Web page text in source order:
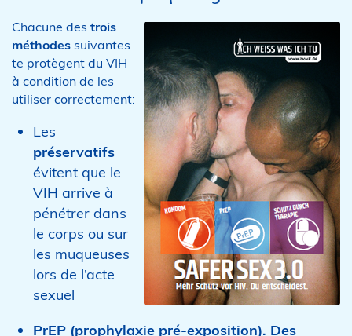
Chacune des trois
méthodes suivantes
te protègent du VIH
à condition de les
utiliser correctement:
Les
préservatifs
évitent que le
VIH arrive à
pénétrer dans
le corps ou sur
les muqueuses
lors de l’acte
sexuel
PrEP (prophylaxie pré-exposition). Des